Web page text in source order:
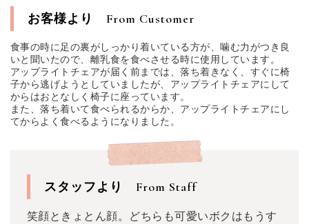
お客様より From Customer
食事の時に足の裏がしっかり着いている方が、噛む力がつき良
いと聞いたので、離乳食を食べさせる時に使用しています。
アップライトチェアが届く前までは、落ち着きなく、すぐに椅
子から逃げようとしていましたが、アップライトチェアにして
からはおとなしく椅子に座っています。
また、落ち着いて食べられるからか、アップライトチェアにし
てからよく食べるようになりました。
スタッフより From Staff
笑顔ときょとん顔。どちらも可愛いボクはもうす